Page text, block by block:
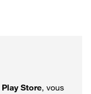
Play Store, vous